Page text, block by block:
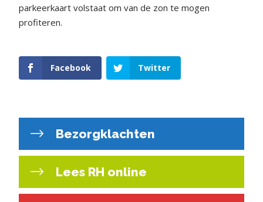
parkeerkaart volstaat om van de zon te mogen
profiteren.
Facebook Twitter
Bezorgklachten
Lees RH online